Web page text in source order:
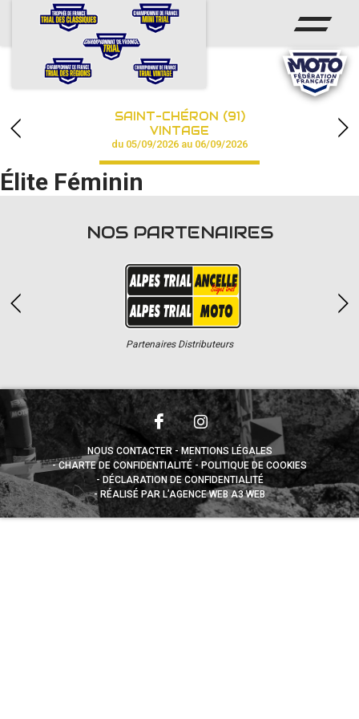
ACCUEIL
CALENDRIER
CHAMPIONNAT
RÉSULTATS
PHOTOS / VIDÉOS
PARTENAIRES
SAINT-CHÉRON (91)
VINTAGE
du 05/09/2026 au 06/09/2026
Élite Féminin
NOS PARTENAIRES
Partenaires Distributeurs
NOUS CONTACTER
MENTIONS LÉGALES
CHARTE DE CONFIDENTIALITÉ
POLITIQUE DE COOKIES
DÉCLARATION DE CONFIDENTIALITÉ
RÉALISÉ PAR L’AGENCE WEB A3 WEB